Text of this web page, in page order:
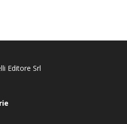
Editore Srl